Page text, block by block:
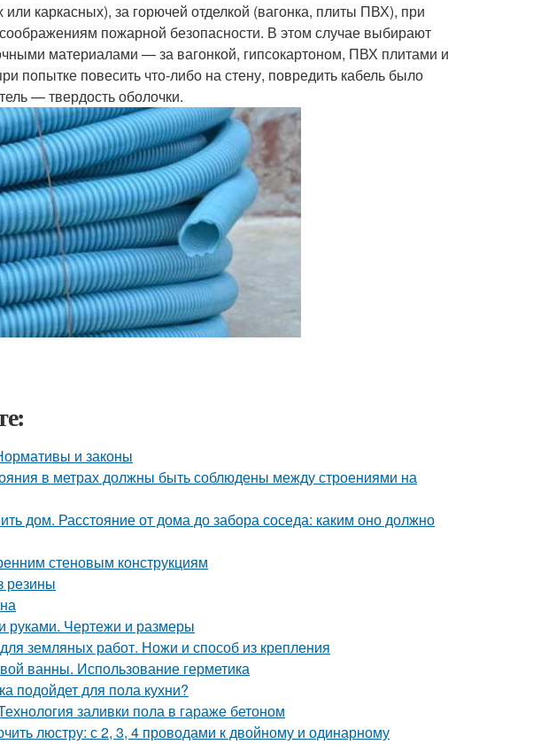
каркасных), за горючей отделкой (вагонка, плиты ПВХ), при
пожарной безопасности. В этом случае выбирают
материалами — за вагонкой, гипсокартоном, ПВХ плитами и
попытке повесить что-либо на стену, повредить кабель было
— твердость оболочки.
и законы
в метрах должны быть соблюдены между строениями на
дом. Расстояние от дома до забора соседа: каким оно должно
стеновым конструкциям
резины
руками. Чертежи и размеры
земляных работ. Ножи и способ из крепления
ванны. Использование герметика
подойдет для пола кухни?
заливки пола в гараже бетоном
люстру: с 2, 3, 4 проводами к двойному и одинарному